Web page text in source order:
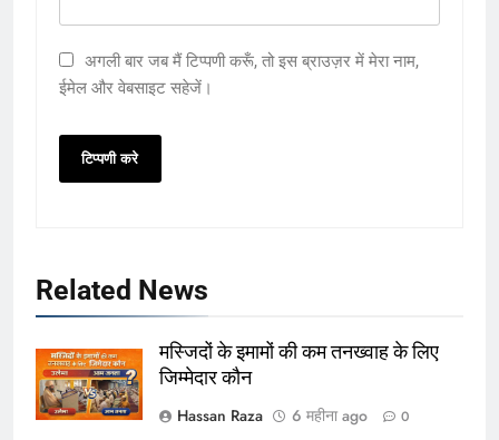
अगली बार जब मैं टिप्पणी करूँ, तो इस ब्राउज़र में मेरा नाम,
ईमेल और वेबसाइट सहेजें।
Related News
मस्जिदों के इमामों की कम तनख्वाह के लिए
जिम्मेदार कौन
Hassan Raza
6 महीना ago 0